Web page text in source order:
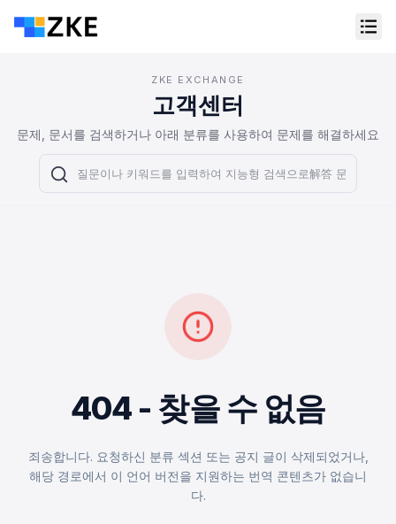
ZKE EXCHANGE
고객센터
문제, 문서를 검색하거나 아래 분류를 사용하여 문제를 해결하세요
404 - 찾을 수 없음
죄송합니다. 요청하신 분류 섹션 또는 공지 글이 삭제되었거나,
해당 경로에서 이 언어 버전을 지원하는 번역 콘텐츠가 없습니
다.
안녕하세요, 무엇을 도와드릴까